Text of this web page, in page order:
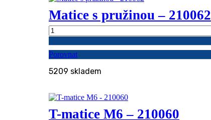
Matice s pružinou – 210062
Matice
s
pružinou
-
množství
Porovnat
5209 skladem
T-matice M6 – 210060